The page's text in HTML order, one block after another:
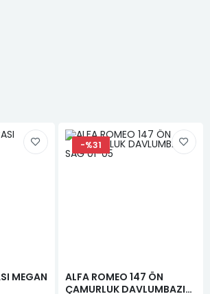
MEGAN
-%31
ALFA ROMEO 147 ÖN
ÇAMURLUK DAVLUMBAZI